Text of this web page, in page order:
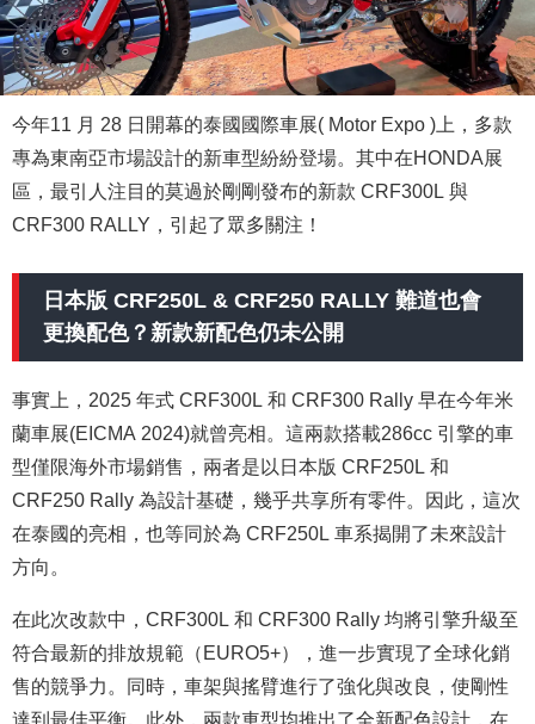
今年11 月 28 日開幕的泰國國際車展( Motor Expo ) 上，多款
專為東南亞市場設計的新車型紛紛登場。其中在HONDA展
區，最引人注目的莫過於剛剛發布的新款 CRF300L 與
CRF300 RALLY，引起了眾多關注！
日本版 CRF250L & CRF250 RALLY 難道也會
更換配色？新款新配色仍未公開
事實上，2025 年式 CRF300L 和 CRF300 Rally 早在今年米
蘭車展(EICMA 2024)就曾亮相。這兩款搭載286cc 引擎的車
型僅限海外市場銷售，兩者是以日本版 CRF250L 和
CRF250 Rally 為設計基礎，幾乎共享所有零件。因此，這次
在泰國的亮相，也等同於為 CRF250L 車系揭開了未來設計
方向。
在此次改款中，CRF300L 和 CRF300 Rally 均將引擎升級至
符合最新的排放規範（EURO5+），進一步實現了全球化銷
售的競爭力。同時，車架與搖臂進行了強化與改良，使剛性
達到最佳平衡。此外，兩款車型均推出了全新配色設計，在